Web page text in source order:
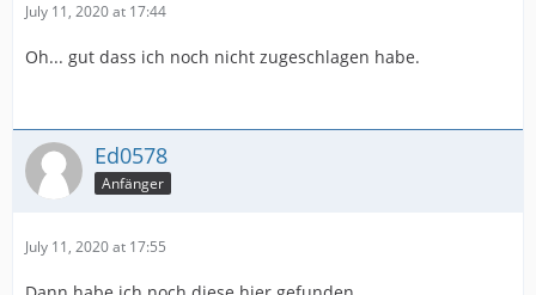
July 11, 2020 at 17:44
Oh... gut dass ich noch nicht zugeschlagen habe.
Ed0578
Anfänger
July 11, 2020 at 17:55